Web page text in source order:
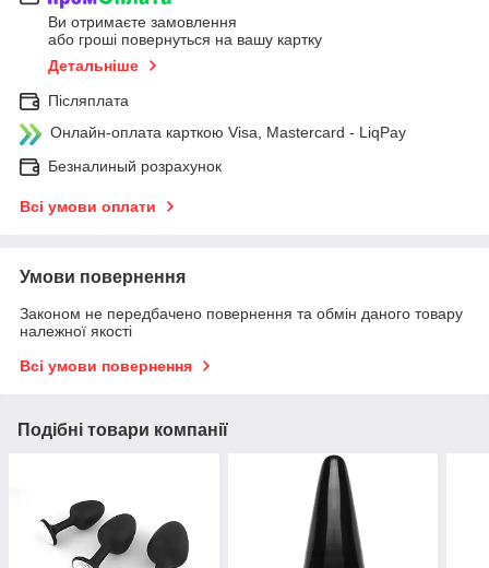
Ви отримаєте замовлення
або гроші повернуться на вашу картку
Детальніше
Післяплата
Онлайн-оплата карткою Visa, Mastercard - LiqPay
Безналиный розрахунок
Всі умови оплати
Умови повернення
Законом не передбачено повернення та обмін даного товару
належної якості
Всі умови повернення
Подібні товари компанії